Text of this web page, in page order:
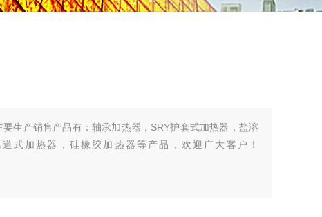
要生产销售产品有：轴承加热器，SRY护套式加热器，盐溶
式加热器，硅橡胶加热器等产品，欢迎广大客户！